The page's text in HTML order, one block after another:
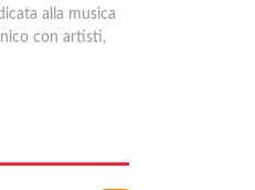
alla musica
con artisti,